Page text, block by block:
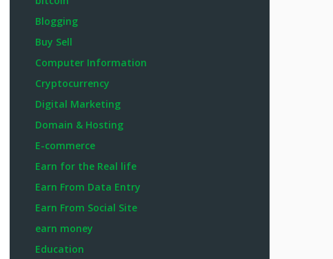
Blogging
Buy Sell
Computer Information
Cryptocurrency
Digital Marketing
Domain & Hosting
E-commerce
Earn for the Real life
Earn From Data Entry
Earn From Social Site
earn money
Education